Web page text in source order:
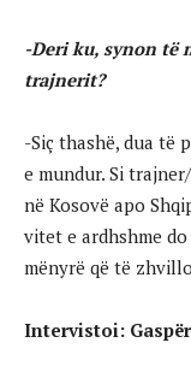
-Deri ku, synon të
trajnerit?
-Siç thashë, dua të
e mundur. Si
në Kosovë apo
vitet e ardhshme
mënyrë që të
Intervistoi: